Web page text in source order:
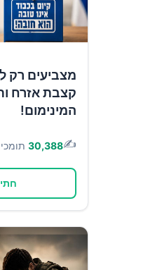
מצביעים רק
קצבת אזרח
המינימום!
✍️
30,388